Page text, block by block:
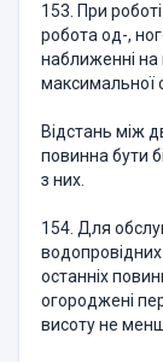
153. При
робота од-,
наближенні на
максимальної
Відстань між
повинна бути
з них.
154. Для
останніх
огороджені
висоту не